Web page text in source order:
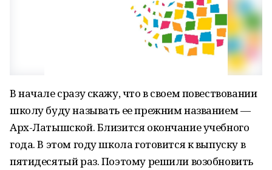
В начале сразу скажу, что в своем повествовании
школу буду называть ее прежним названием —
Арх-Латышской. Близится окончание учебного
года. В этом году школа готовится к выпуску в
пятидесятый раз. Поэтому решили возобновить